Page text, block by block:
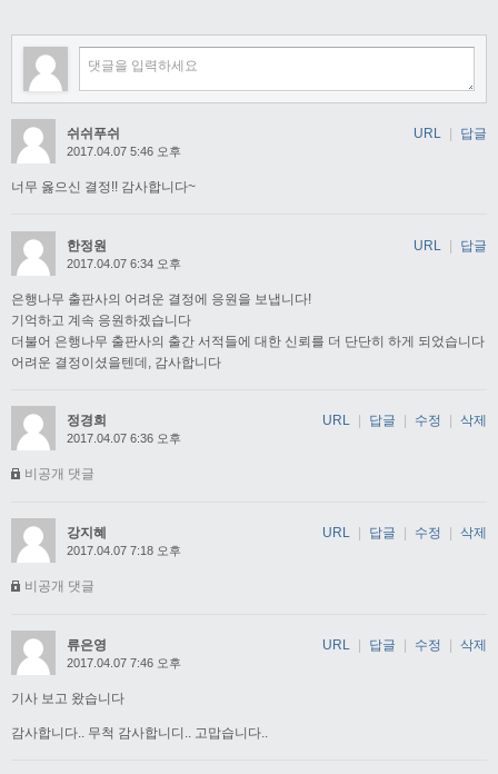
쉬쉬푸쉬
2017.04.07 5:46 오후
너무 옳으신 결정!! 감사합니다~
URL | 답글
한정원
2017.04.07 6:34 오후
은행나무 출판사의 어려운 결정에 응원을 보냅니다!
기억하고 계속 응원하겠습니다
더불어 은행나무 출판사의 출간 서적들에 대한 신뢰를 더 단단히 하게 되었습니다
어려운 결정이셨을텐데, 감사합니다
URL | 답글
정경희
2017.04.07 6:36 오후
비공개 댓글
URL 답글 수정 삭제
강지혜
2017.04.07 7:18 오후
비공개 댓글
URL 답글 수정 삭제
류은영
2017.04.07 7:46 오후
기사 보고 왔습니다
감사합니다.. 무척 감사합니디.. 고맙습니다..
URL 답글 수정 삭제